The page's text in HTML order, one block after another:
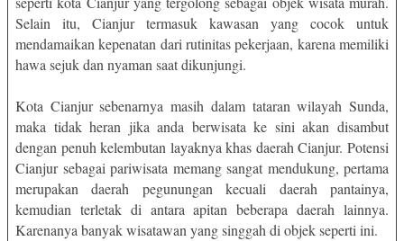
Selain itu, Cianjur termasuk kawasan yang cocok untuk
mendamaikan kepenatan dari rutinitas pekerjaan, karena memiliki
hawa sejuk dan nyaman saat dikunjungi.
Kota Cianjur sebenarnya masih dalam tataran wilayah Sunda,
maka tidak heran jika anda berwisata ke sini akan disambut
dengan penuh kelembutan layaknya khas daerah Cianjur. Potensi
Cianjur sebagai pariwisata memang sangat mendukung, pertama
merupakan daerah pegunungan kecuali daerah pantainya,
kemudian terletak di antara apitan beberapa daerah lainnya.
Karenanya banyak wisatawan yang singgah di objek seperti ini.